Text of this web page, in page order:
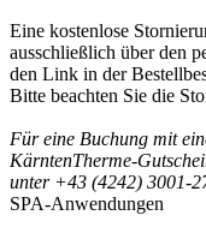
Eine kostenlose
ausschließlich über den
den Link in der
Bitte beachten Sie die
Für eine Buchung mit
KärntenTherme-
unter +43 (4242) 3001-
SPA-Anwendungen